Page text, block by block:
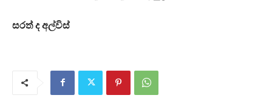
සරත් ද අල්විස්